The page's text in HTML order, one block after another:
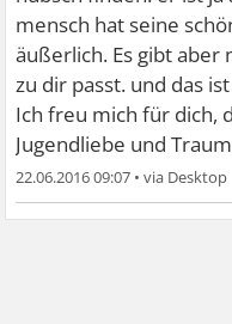
mensch hat seine
äußerlich. Es gibt aber
zu dir passt. und das
Ich freu mich für dich,
Jugendliebe und
22.06.2016 09:07 •